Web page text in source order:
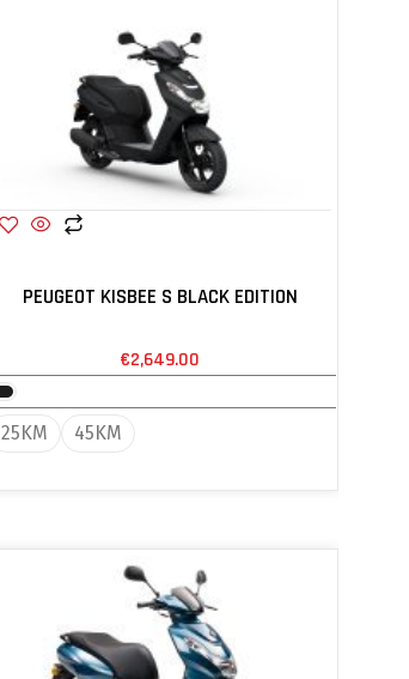
PEUGEOT KISBEE S BLACK EDITION
€2,649.00
25KM 45KM